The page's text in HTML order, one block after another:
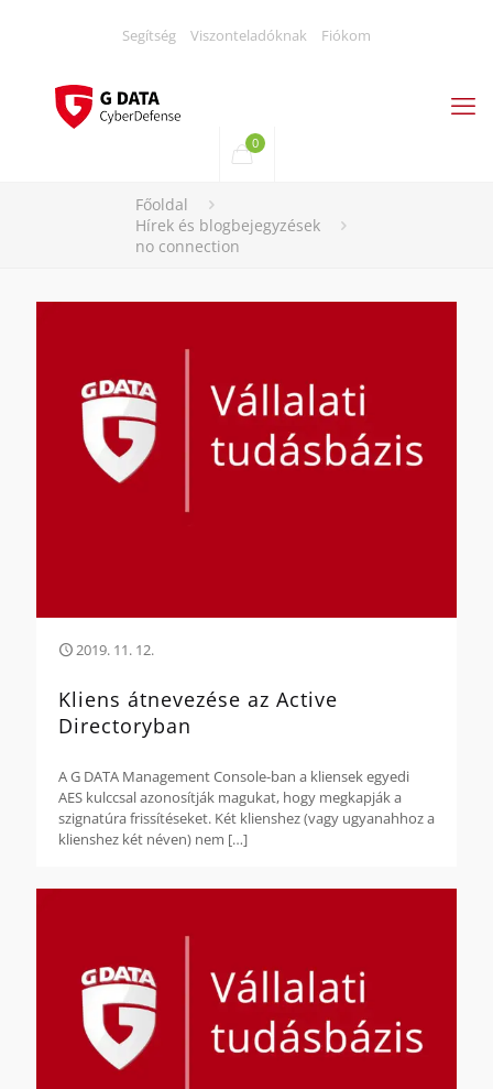
Segítség Viszonteladóknak Fiókom
0
Főoldal
Hírek és blogbejegyzések
no connection
2019. 11. 12.
Kliens átnevezése az Active
Directoryban
A G DATA Management Console-ban a kliensek egyedi
AES kulccsal azonosítják magukat, hogy megkapják a
szignatúra frissítéseket. Két klienshez (vagy ugyanahhoz a
klienshez két néven) nem […]